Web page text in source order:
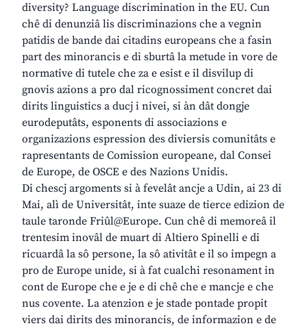
diversity? Language discrimination in the EU. Cun
chê di denunziâ lis discriminazions che a vegnin
patidis de bande dai citadins europeans che a fasin
part des minorancis e di sburtâ la metude in vore de
normative di tutele che za e esist e il disvilup di
gnovis azions a pro dal ricognossiment concret dai
dirits linguistics a ducj i nivei, si àn dât dongje
eurodeputâts, esponents di associazions e
organizazions espression des diviersis comunitâts e
rapresentants de Comission europeane, dal Consei
de Europe, de OSCE e des Nazions Unidis.
Di chescj argoments si à fevelât ancje a Udin, ai 23 di
Mai, alì de Universitât, inte suaze de tierce edizion de
taule taronde Friûl@Europe. Cun chê di memoreâ il
trentesim inovâl de muart di Altiero Spinelli e di
ricuardâ la sô persone, la sô ativitât e il so impegn a
pro de Europe unide, si à fat cualchi resonament in
cont de Europe che e je e di chê che e mancje e che
nus covente. La atenzion e je stade pontade propit
viers dai dirits des minorancis, de informazion e de